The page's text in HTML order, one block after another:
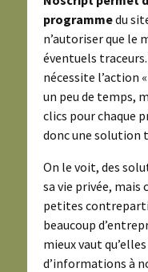
programmedu
n’autoriser que le
éventuels
nécessite l’action
un peu de temps,
clics pour chaque
donc une solution
On le voit, des
sa vie privée, mais
petites
beaucoup
mieux vaut
d’informations à